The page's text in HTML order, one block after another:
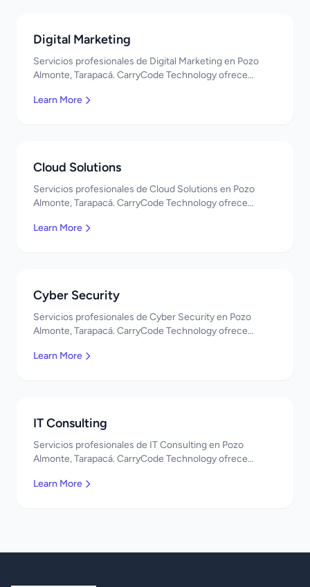
Digital Marketing
Servicios profesionales de Digital Marketing en Pozo
Almonte, Tarapacá. CarryCode Technology ofrece
Learn More
Cloud Solutions
Servicios profesionales de Cloud Solutions en Pozo
Almonte, Tarapacá. CarryCode Technology ofrece
Learn More
Cyber Security
Servicios profesionales de Cyber Security en Pozo
Almonte, Tarapacá. CarryCode Technology ofrece
Learn More
IT Consulting
Servicios profesionales de IT Consulting en Pozo
Almonte, Tarapacá. CarryCode Technology ofrece
Learn More